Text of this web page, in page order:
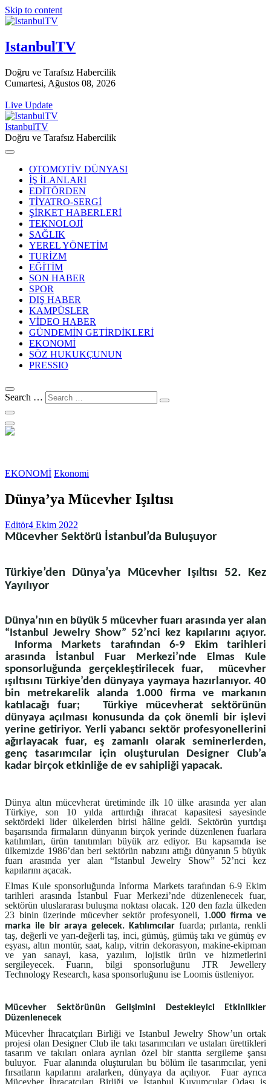
Skip to content
IstanbulTV
Doğru ve Tarafsız Habercilik
Cumartesi, Ağustos 08, 2026
Live Update
IstanbulTV
Doğru ve Tarafsız Habercilik
OTOMOTİV DÜNYASI
İŞ İLANLARI
EDİTÖRDEN
TİYATRO-SERGİ
ŞİRKET HABERLERİ
TEKNOLOJİ
SAĞLIK
YEREL YÖNETİM
TURİZM
EĞİTİM
SON HABER
SPOR
DIŞ HABER
KAMPÜSLER
VİDEO HABER
GÜNDEMİN GETİRDİKLERİ
EKONOMİ
SÖZ HUKUKÇUNUN
PRESSIO
Search …
EKONOMİ Ekonomi
Dünya’ya Mücevher Işıltısı
Editör4 Ekim 2022
Mücevher Sektörü İstanbul’da Buluşuyor
Türkiye’den Dünya’ya Mücevher Işıltısı 52. Kez
Yayılıyor
Dünya’nın en büyük 5 mücevher fuarı arasında yer alan
“Istanbul Jewelry Show” 52’nci kez kapılarını açıyor.
Informa Markets tarafından 6-9 Ekim tarihleri
arasında İstanbul Fuar Merkezi’nde Elmas Kule
sponsorluğunda gerçekleştirilecek fuar, mücevher
ışıltısını Türkiye’den dünyaya yaymaya hazırlanıyor. 40
bin metrekarelik alanda 1.000 firma ve markanın
katılacağı fuar; Türkiye mücevherat sektörünün
dünyaya açılması konusunda da çok önemli bir işlevi
yerine getiriyor. Yerli yabancı sektör profesyonellerini
ağırlayacak fuar, eş zamanlı olarak seminerlerden,
genç tasarımcılar için oluşturulan Designer Club’a
kadar birçok etkinliğe de ev sahipliği yapacak.
Dünya altın mücevherat üretiminde ilk 10 ülke arasında yer alan
Türkiye, son 10 yılda arttırdığı ihracat kapasitesi sayesinde
sektördeki lider ülkelerden birisi hâline geldi. Sektörün yurtdışı
başarısında firmaların dünyanın birçok yerinde düzenlenen fuarlara
katılımları, ürün tanıtımları büyük arz ediyor. Bu kapsamda ise
ülkemizde 1986’dan beri sektörün nabzını attığı dünyanın 5 büyük
fuarı arasında yer alan “Istanbul Jewelry Show” 52’nci kez
kapılarını açacak.
Elmas Kule sponsorluğunda Informa Markets tarafından 6-9 Ekim
tarihleri arasında İstanbul Fuar Merkezi’nde düzenlenecek fuar,
sektörün uluslararası buluşma noktası olacak. 120 den fazla ülkeden
23 binin üzerinde mücevher sektör profesyoneli, 1 .000 firma ve
marka ile bir araya gelecek. Katılımcılarfuarda; pırlanta, renkli
taş, değerli ve yarı-değerli taş, inci, gümüş, gümüş takı ve gümüş ev
eşyası, altın montür, saat, kalıp, vitrin dekorasyon, makine-ekipman
ve yan sanayi, kasa, yazılım, lojistik ürün ve hizmetlerini
sergileyecek. Fuarın, bilgi sponsorluğunu JTR Jewellery
Technology Research, kasa sponsorluğunu ise Loomis üstleniyor.
Mücevher Sektörünün Gelişimini Destekleyici Etkinlikler
Düzenlenecek
Mücevher İhracatçıları Birliği ve Istanbul Jewelry Show’un ortak
projesi olan Designer Club ile takı tasarımcıları ve ustaları ürettikleri
tasarım ve takıları onlara ayrılan özel bir stantta sergileme şansı
buluyor. Fuar alanında oluşturulan bu bölüm ile tasarımcılar, yeni
fırsatların kapılarını aralarken, dünyaya da açılıyor. Fuar ayrıca